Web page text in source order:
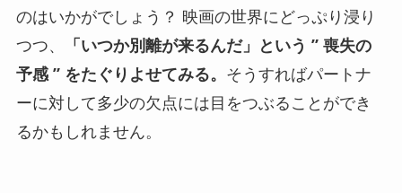
のはいかがでしょう？ 映画の世界にどっぷり浸り
つつ、
「いつか別離が来るんだ」という ” 喪失の
予感 ” をたぐりよせてみる。 そうすればパートナ
ーに対して多少の欠点には目をつぶることができ
るかもしれません。